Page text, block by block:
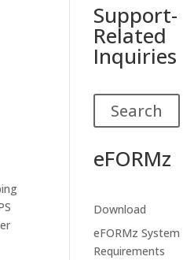
Support-
Related
Inquiries
Search
eFORMz
Download
eFORMz System
Requirements